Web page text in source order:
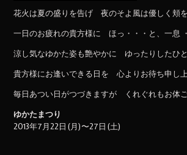
花火は夏の盛りを告げ 夜のそよ風は優しく頬
一日のお疲れの貴方様に ほっ・・・と、一息
涼し気なゆかた姿も艶やかに ゆったりしたひ
貴方様にお逢いできる日を 心よりお待ち申し
毎日あつい日がつづきますが くれぐれもお体
ゆかたまつり
2013年7月22日(月)〜27日(土)